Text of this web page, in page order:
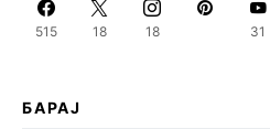
515 18 18 31
БАРАЈ